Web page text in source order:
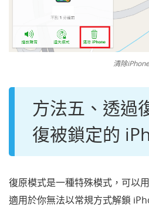
清除iPhone
方法五、透過
復被鎖定的
復原模式是一種特殊模式，可以
適用於你無法以常規方式解鎖